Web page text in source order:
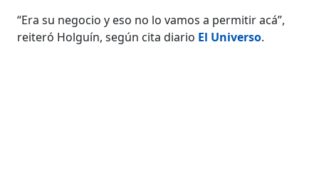
“Era su negocio y eso no lo vamos a permitir acá”,
reiteró Holguín, según cita diario El Universo.